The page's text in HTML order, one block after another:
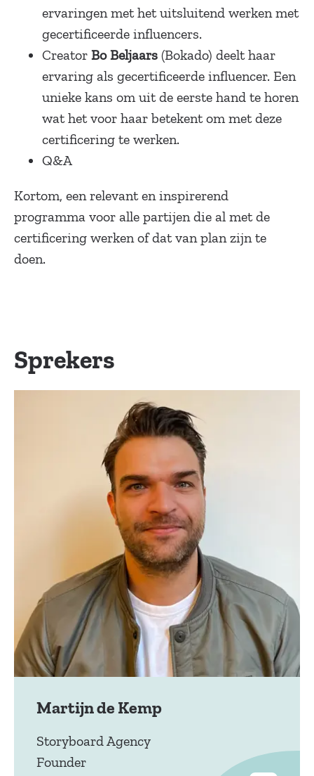
ervaringen met het uitsluitend werken met
gecertificeerde influencers.
Creator Bo Beljaars (Bokado) deelt haar
ervaring als gecertificeerde influencer. Een
unieke kans om uit de eerste hand te horen
wat het voor haar betekent om met deze
certificering te werken.
Q&A
Kortom, een relevant en inspirerend
programma voor alle partijen die al met de
certificering werken of dat van plan zijn te
doen.
Sprekers
Martijn de Kemp
Storyboard Agency
Founder